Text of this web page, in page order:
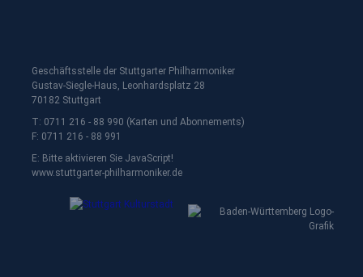
Geschäftsstelle der Stuttgarter Philharmoniker
Gustav-Siegle-Haus, Leonhardsplatz 28
70182 Stuttgart
T: 0711 216 - 88 990 (Karten und Abonnements)
F: 0711 216 - 88 991
E: Bitte aktivieren Sie JavaScript!
www.stuttgarter-philharmoniker.de